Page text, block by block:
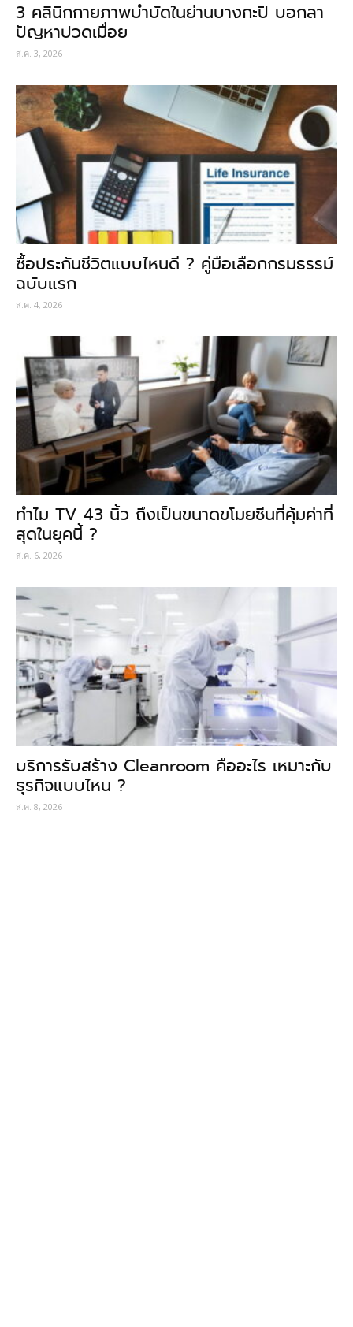
3 คลินิกกายภาพบำบัดในย่านบางกะปิ บอกลา
ปัญหาปวดเมื่อย
ส.ค. 3, 2026
ซื้อประกันชีวิตแบบไหนดี ? คู่มือเลือกกรมธรรม์
ฉบับแรก
ส.ค. 4, 2026
ทำไม TV 43 นิ้ว ถึงเป็นขนาดขโมยซีนที่คุ้มค่าที่
สุดในยุคนี้ ?
ส.ค. 6, 2026
บริการรับสร้าง Cleanroom คืออะไร เหมาะกับ
ธุรกิจแบบไหน ?
ส.ค. 8, 2026